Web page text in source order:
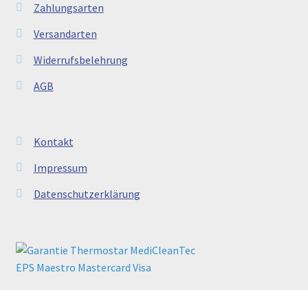
Zahlungsarten
Versandarten
Widerrufsbelehrung
AGB
Kontakt
Impressum
Datenschutzerklärung